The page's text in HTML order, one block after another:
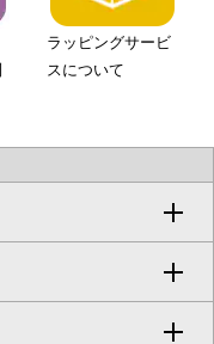
ラッピングサービ
スについて